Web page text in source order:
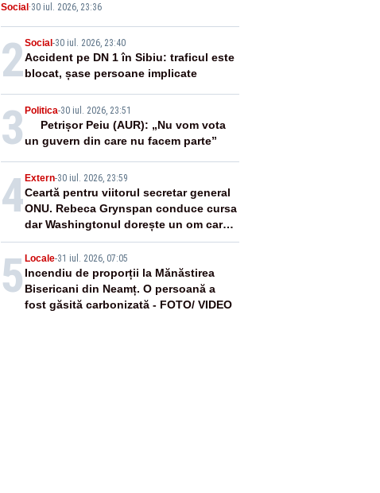
vedere, alcool, droguri și afecțiunile
medicale
Social·30 iul. 2026, 23:36
2Social-30 iul. 2026, 23:40
Accident pe DN 1 în Sibiu: traficul este
blocat, șase persoane implicate
3 Politica-30 iul. 2026, 23:51
Petrișor Peiu (AUR): „Nu vom vota
un guvern din care nu facem parte”
4Extern-30 iul. 2026, 23:59
Ceartă pentru viitorul secretar general
ONU. Rebeca Grynspan conduce cursa
dar Washingtonul dorește un om care
să reformeze organizația
5 Locale-31 iul. 2026, 07:05
Incendiu de proporții la Mănăstirea
Bisericani din Neamț. O persoană a
fost găsită carbonizată - FOTO/ VIDEO